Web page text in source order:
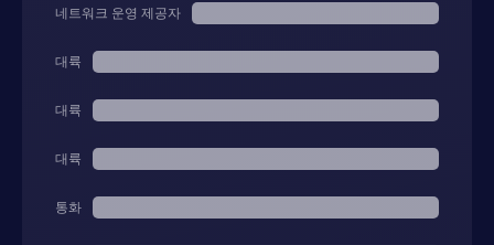
네트워크 운영 제공자
대륙
대륙
대륙
통화